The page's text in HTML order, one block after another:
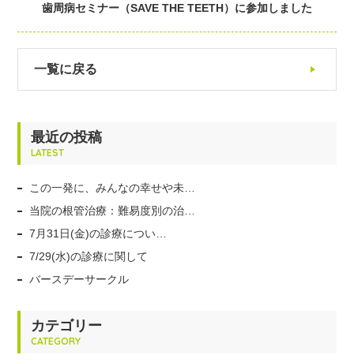
歯周病セミナー（SAVE THE TEETH）に参加しました
一覧に戻る
最近の投稿
LATEST
この一発に、みんなの幸せや未…
当院の根管治療：難易度別の治…
7月31日(金)の診療につい…
7/29(水)の診療に関して
バースデーサークル
カテゴリー
CATEGORY